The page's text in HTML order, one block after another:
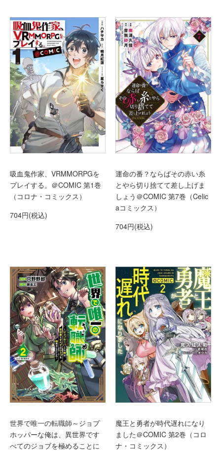
吸血鬼作家、VRMMORPGを
プレイする。＠COMIC 第1巻
（コロナ・コミックス）
704円(税込)
運命の番？ならばその赤い糸
とやら切り捨てて差し上げま
しょう＠COMIC 第7巻（Celic
aコミックス）
704円(税込)
世界で唯一の転職師～ジョブ
ホッパーな俺は、異世界です
べてのジョブを極めることに
魔王と勇者が時代遅れになり
ました＠COMIC 第2巻（コロ
ナ・コミックス）